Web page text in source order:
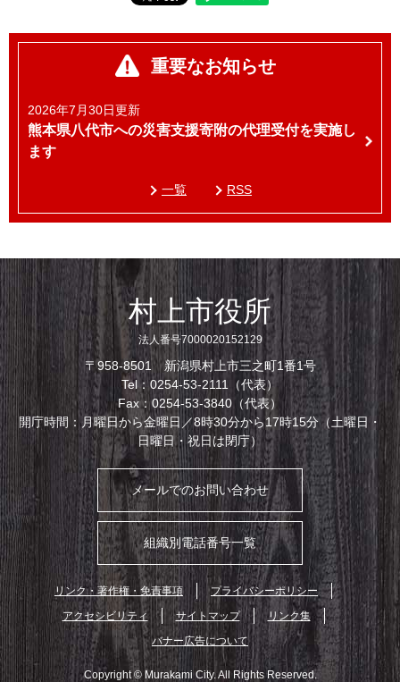
重要なお知らせ
2026年7月30日更新
熊本県八代市への災害支援寄附の代理受付を実施し
ます
一覧 RSS
村上市役所
法人番号7000020152129
〒958-8501 新潟県村上市三之町1番1号
Tel：0254-53-2111（代表）
Fax：0254-53-3840（代表）
開庁時間：月曜日から金曜日／8時30分から17時15分（土曜日・
日曜日・祝日は閉庁）
メールでのお問い合わせ
組織別電話番号一覧
リンク・著作権・免責事項
プライバシーポリシー
アクセシビリティ
サイトマップ
リンク集
バナー広告について
Copyright © Murakami City. All Rights Reserved.